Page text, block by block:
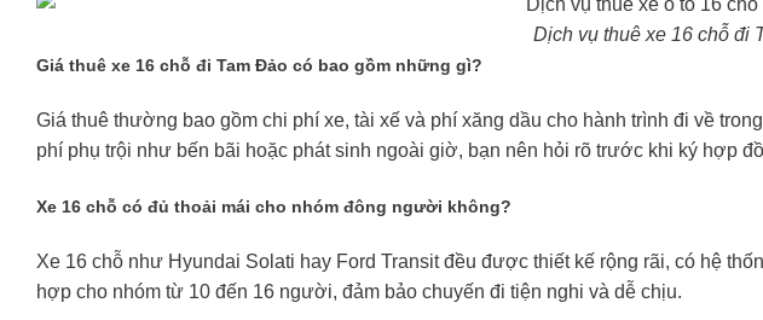
Dịch vụ thuê xe 16 chỗ đi
Giá thuê xe 16 chỗ đi Tam Đảo có bao gồm những gì?
Giá thuê thường bao gồm chi phí xe, tài xế và phí xăng dầu cho hành trình đi về
phí phụ trội như bến bãi hoặc phát sinh ngoài giờ, bạn nên hỏi rõ trước khi ký hợp
Xe 16 chỗ có đủ thoải mái cho nhóm đông người không?
Xe 16 chỗ như Hyundai Solati hay Ford Transit đều được thiết kế rộng rãi, có hệ
hợp cho nhóm từ 10 đến 16 người, đảm bảo chuyến đi tiện nghi và dễ chịu.